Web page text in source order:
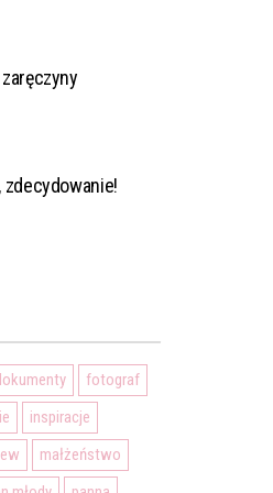
zdecydowanie!
fotograf
inspiracje
małżeństwo